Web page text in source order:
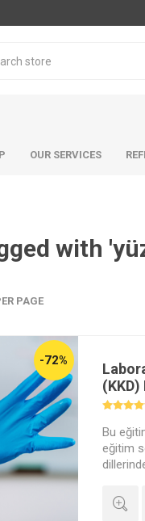
OUR SERVICES
with
PAGE
-72%
(KKD)
Bu
eğitim
kayıt